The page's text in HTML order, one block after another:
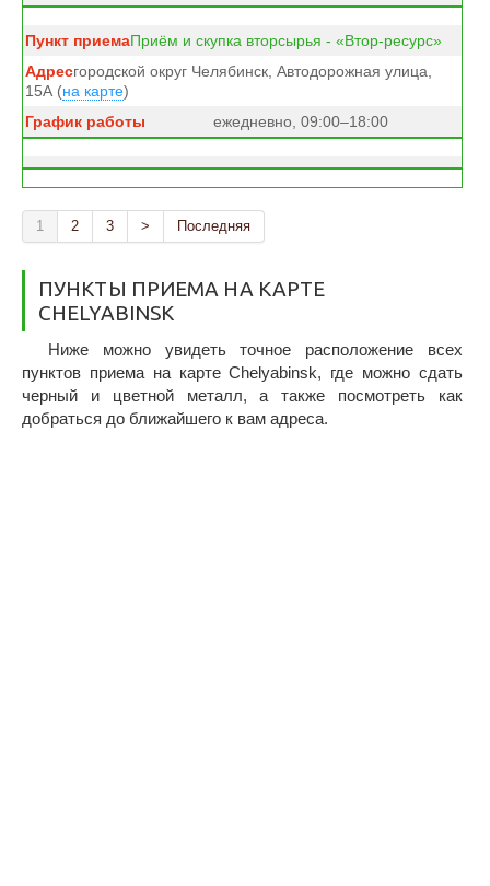
Приём и скупка вторсырья - «Втор-ресурс»
городской округ Челябинск, Автодорожная улица,
15А (на карте)
ежедневно, 09:00–18:00
1 2 3 > Последняя
ПУНКТЫ ПРИЕМА НА КАРТЕ
CHELYABINSK
Ниже можно увидеть точное расположение всех
пунктов приема на карте Chelyabinsk, где можно сдать
черный и цветной металл, а также посмотреть как
добраться до ближайшего к вам адреса.